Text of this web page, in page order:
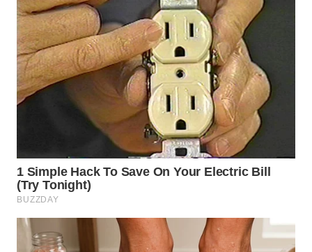
WN
TANGERANG
WN
BINJAI
WN
INDRAMAYU
KUNINGAN